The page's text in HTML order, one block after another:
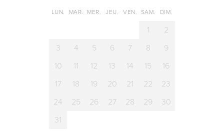
LUN. MAR. MER. JEU. VEN. SAM. DIM.
1
2
3
4 5 6 7 8
9
10
11 12 13 14 15
16
17
18 19 20 21 22
23
24
25 26 27 28 29
30
31